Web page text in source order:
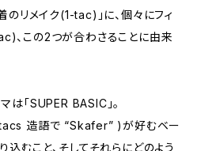
のリメイク(1-tac)」に、個々にフィ
、この2つが合わさることに由来
は「SUPER BASIC」。
造語で “Skafer” )が好むベー
込むこと、そしてそれらにどのよう